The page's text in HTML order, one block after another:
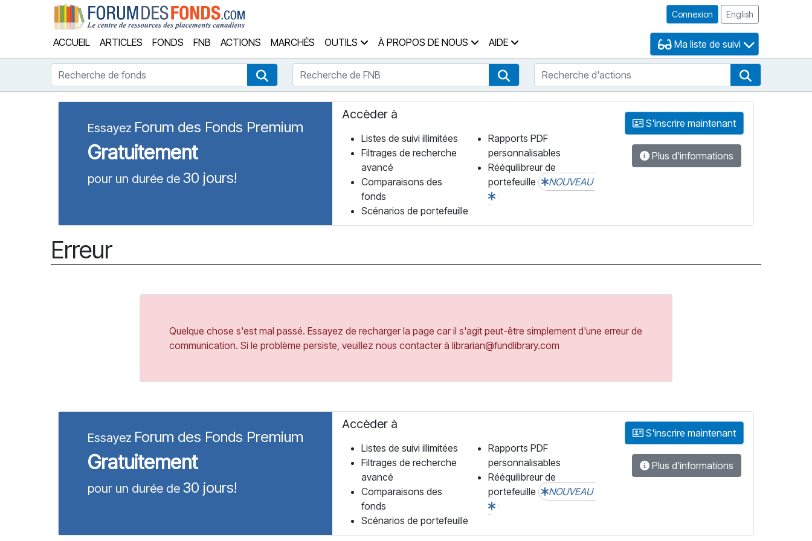
Connexion English
ACCUEIL ARTICLES FONDS FNB ACTIONS MARCHÉS OUTILS À PROPOS DE NOUS AIDE Ma liste de suivi
Recherche de fonds Recherche de fonds
Recherche de FNB Recherche de FNB
Recherche d'actions
Essayez Forum des Fonds Premium
Gratuitement
pour un durée de 30 jours!
Accèder à
Listes de suivi illimitées
Filtrages de recherche
avancé
Comparaisons des
fonds
Scénarios de portefeuille
Rapports PDF
personnalisables
Rééquilibreur de
portefeuille
NOUVEAU
S'inscrire maintenant
Plus d'informations
Erreur
Quelque chose s'est mal passé. Essayez de recharger la page car il s'agit peut-être simplement d'une erreur de
communication. Si le problème persiste, veuillez nous contacter à librarian@fundlibrary.com
Essayez Forum des Fonds Premium
Gratuitement
pour un durée de 30 jours!
Accèder à
Listes de suivi illimitées
Filtrages de recherche
avancé
Comparaisons des
fonds
Scénarios de portefeuille
Rapports PDF
personnalisables
Rééquilibreur de
portefeuille
NOUVEAU
S'inscrire maintenant
Plus d'informations